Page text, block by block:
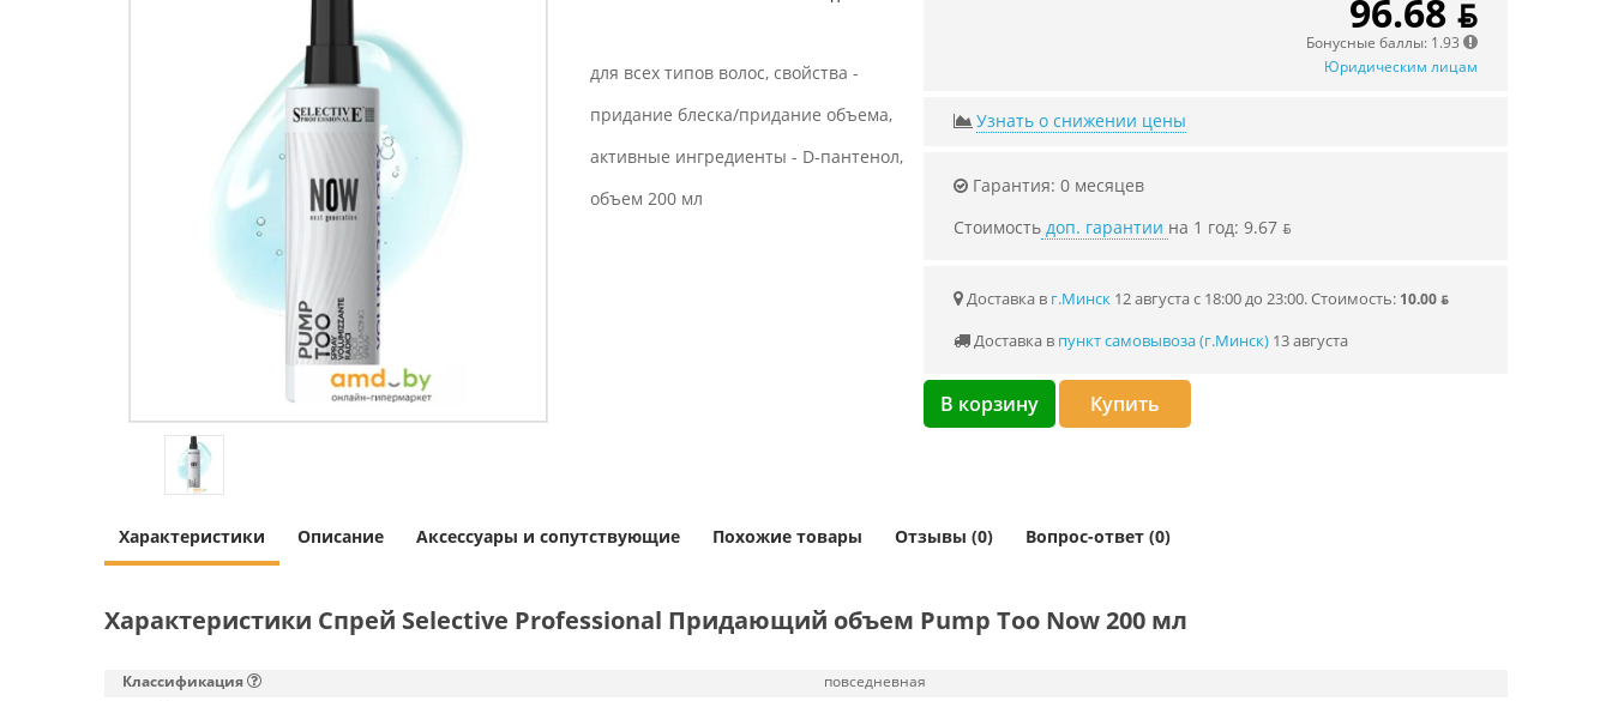
для всех типов волос, свойства -
придание блеска/придание объема,
активные ингредиенты - D-пантенол,
объем 200 мл
96.68 ƃ
Бонусные баллы: 1.93
Юридическим лицам
Узнать о снижении цены
Гарантия: 0 месяцев
Стоимостьдоп. гарантии на 1 год: 9.67 ƃ
Доставка в г.Минск12 августа с 18:00 до 23:00.Стоимость: 10.00 ƃ
Доставка в пункт самовывоза (г.Минск)13 августа
В корзину Купить
Характеристики Описание Аксессуары и сопутствующие Похожие товары Отзывы (0) Вопрос-ответ (0)
Характеристики Спрей Selective Professional Придающий объем Pump Too Now 200 мл
Классификация
повседневная